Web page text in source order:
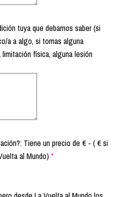
tuya que debamos saber (si
a a algo, si tomas alguna
física, alguna lesión
Tiene un precio de € - ( € si
al Mundo) *